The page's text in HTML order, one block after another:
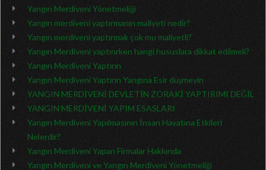
Yangın Merdiveni Yönetmeliği
Yangın merdiveni yaptırmanın maliyeti nedir?
Yangın merdiveni yaptırmak çok mu maliyetli?
Yangın Merdiveni yaptırırken hangi hususlara dikkat edilmeli?
Yangın Merdiveni Yaptırın
Yangın Merdiveni Yaptırın Yangına Esir düşmeyin
YANGIN MERDİVENİ DEVLETİN ZORAKİ YAPTIRIMI DEĞİL
YANGIN MERDİVENİ YAPIM ESASLARI
Yangın Merdiveni Yapılmasının İnsan Hayatına Etkileri
Nelerdir?
Yangın Merdiveni Yapan Firmalar Hakkında
Yangın Merdiveni ve Yangın Merdiveni Yönetmeliği